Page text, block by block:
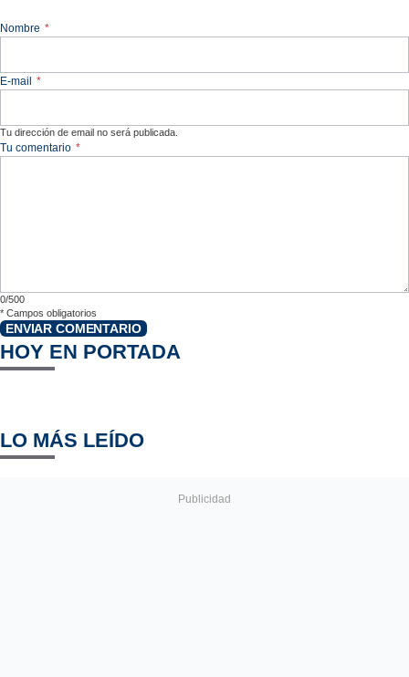
Nombre *
E-mail *
Tu dirección de email no será publicada.
Tu comentario *
0/500
* Campos obligatorios
ENVIAR COMENTARIO
HOY EN PORTADA
LO MÁS LEÍDO